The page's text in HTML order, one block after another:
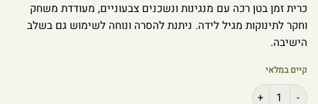
כרית זמן בטן רכה עם מנגינות ונשכנים צבעוניים, מעודדת משחק
וחקר לתינוקות מגיל לידה. ניתנת להסרה ונוחה לשימוש גם בשלב
הישיבה.
קיים במלאי
כמות של כרית זמן בטן חיות ג'ונגל – כרית פעילות רכה עם מנגינות ונשכנים